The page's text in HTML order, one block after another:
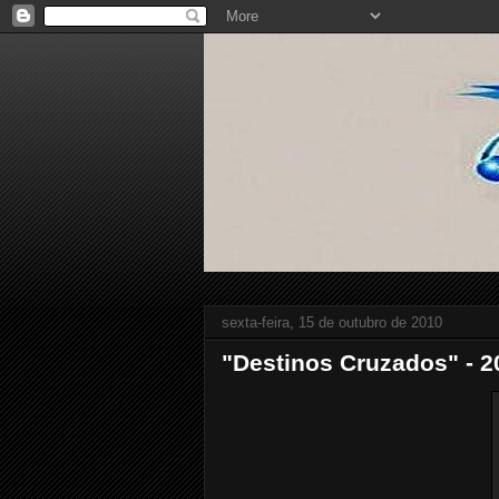
sexta-feira, 15 de outubro de 2010
"Destinos Cruzados" -